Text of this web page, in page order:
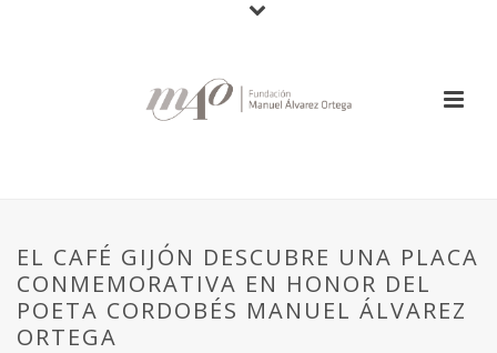
EL CAFÉ GIJÓN DESCUBRE UNA PLACA
CONMEMORATIVA EN HONOR DEL
POETA CORDOBÉS MANUEL ÁLVAREZ
ORTEGA